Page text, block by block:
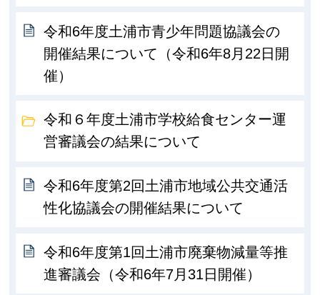
令和6年度土浦市青少年問題協議会の
開催結果について（令和6年8月22日開
催）
令和６年度土浦市学校給食センター運
営審議会の結果について
令和6年度第2回土浦市地域公共交通活
性化協議会の開催結果について
令和6年度第1回土浦市廃棄物減量等推
進審議会（令和6年7月31日開催）